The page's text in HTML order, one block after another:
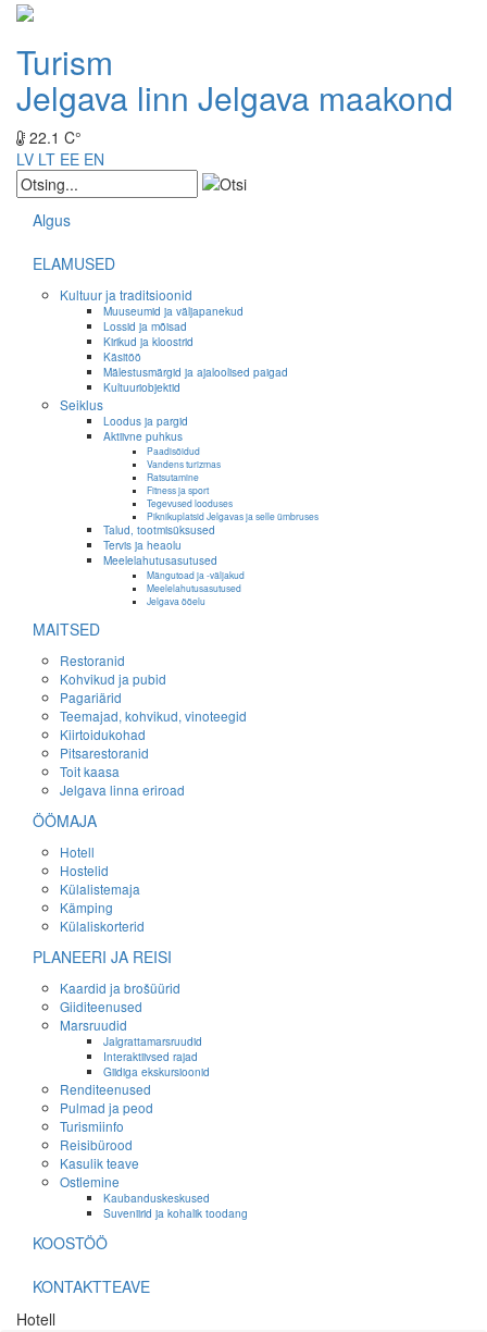
Turism
Jelgava linn Jelgava maakond
22.1 C°
LV LT EE EN
Algus
ELAMUSED
Kultuur ja traditsioonid
Muuseumid ja väljapanekud
Lossid ja mõisad
Kirikud ja kloostrid
Käsitöö
Mälestusmärgid ja ajaloolised paigad
Kultuuriobjektid
Seiklus
Loodus ja pargid
Aktiivne puhkus
Paadisõidud
Vandens turizmas
Ratsutamine
Fitness ja sport
Tegevused looduses
Piknikuplatsid Jelgavas ja selle ümbruses
Talud, tootmisüksused
Tervis ja heaolu
Meelelahutusasutused
Mängutoad ja -väljakud
Meelelahutusasutused
Jelgava ööelu
MAITSED
Restoranid
Kohvikud ja pubid
Pagariärid
Teemajad, kohvikud, vinoteegid
Kiirtoidukohad
Pitsarestoranid
Toit kaasa
Jelgava linna eriroad
ÖÖMAJA
Hotell
Hostelid
Külalistemaja
Kämping
Külaliskorterid
PLANEERI JA REISI
Kaardid ja brošüürid
Giiditeenused
Marsruudid
Jalgrattamarsruudid
Interaktiivsed rajad
Giidiga ekskursioonid
Renditeenused
Pulmad ja peod
Turismiinfo
Reisibürood
Kasulik teave
Ostlemine
Kaubanduskeskused
Suveniirid ja kohalik toodang
KOOSTÖÖ
KONTAKTTEAVE
Hotell